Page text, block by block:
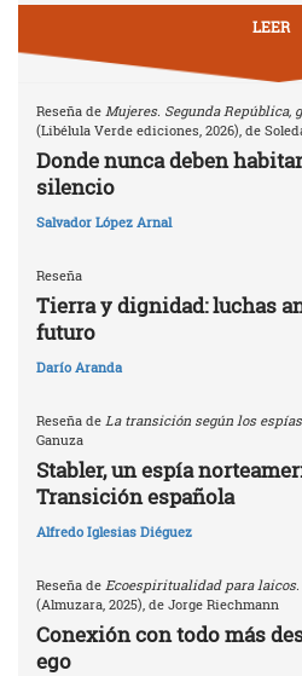
LEER
Reseña de Mujeres. Segunda República,
(Libélula Verde ediciones, 2026), de
Donde nunca deben
silencio
Salvador López Arnal
Reseña
Tierra y dignidad: luchas
futuro
Darío Aranda
Reseña de La transición según los espías
Ganuza
Stabler, un espía
Transición española
Alfredo Iglesias Diéguez
Reseña de Ecoespiritualidad para laicos.
(Almuzara, 2025), de Jorge Riechmann
Conexión con todo más
ego